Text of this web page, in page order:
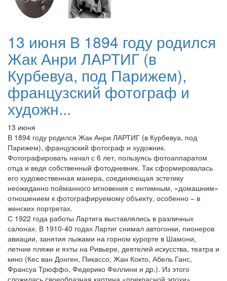
13 июня В 1894 году родился
Жак Анри ЛАРТИГ (в
Курбевуа, под Парижем),
французский фотограф и
художн...
13 июня
В 1894 году родился Жак Анри ЛАРТИГ (в Курбевуа, под
Парижем), французский фотограф и художник.
Фотографировать начал с 6 лет, пользуясь фотоаппаратом
отца и ведя собственный фотодневник. Так сформировалась
его художественная манера, соединяющая эстетику
неожиданно пойманного мгновения с интимным, «домашним»
отношением к фотографируемому объекту, особенно – в
женских портретах.
С 1922 года работы Лартига выставлялись в различных
салонах. В 1910-40 годах Лартиг снимал автогонки, пионеров
авиации, занятия лыжами на горном курорте в Шамони,
летние пляжи и яхты на Ривьере, деятелей искусства, театра и
кино (Кес ван Донген, Пикассо, Жан Кокто, Абель Ганс,
Франсуа Трюффо, Федерико Феллини и др.). Из этого
сложилась своеобразная картина «прекрасной эпохи».